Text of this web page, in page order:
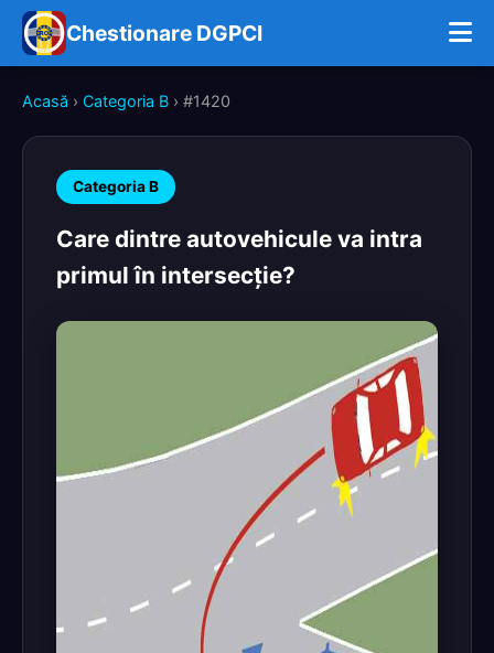
Chestionare DGPCI
Acasă › Categoria B › #1420
Categoria B
Care dintre autovehicule va intra
primul în intersecţie?